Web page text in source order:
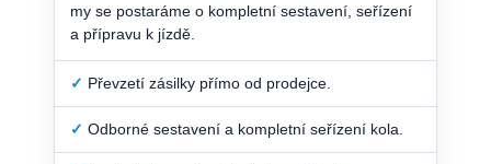
my se postaráme o kompletní sestavení, seřízení
a přípravu k jízdě.
✓ Převzetí zásilky přímo od prodejce.
✓ Odborné sestavení a kompletní seřízení kola.